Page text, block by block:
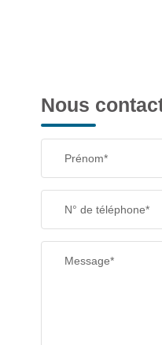
Nous
Prénom*
N° de téléphone*
Message*